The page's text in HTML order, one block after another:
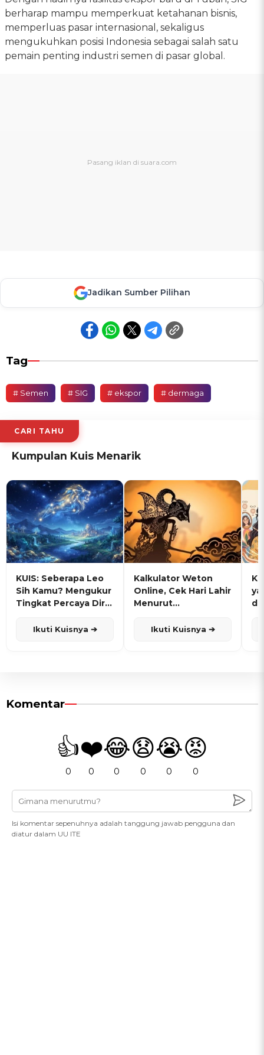
berharap mampu memperkuat ketahanan bisnis,
memperluas pasar internasional, sekaligus
mengukuhkan posisi Indonesia sebagai salah satu
pemain penting industri semen di pasar global.
Jadikan Sumber Pilihan
Tag
# Semen # SIG # ekspor # dermaga
CARI TAHU
Kumpulan Kuis Menarik
KUIS: Seberapa Leo
Sih Kamu? Mengukur
Tingkat Percaya Diri
Ikuti Kuisnya ➔
Kalkulator Weton
Online, Cek Hari Lahir
Menurut
Ikuti Kuisnya ➔
Komentar
👍
0
❤️
0
😂
0
😧
0
😭
0
😡
0
Isi komentar sepenuhnya adalah tanggung jawab pengguna dan
diatur dalam UU ITE